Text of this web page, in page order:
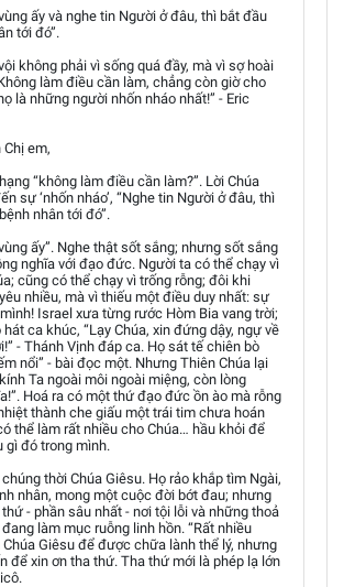
ấy và nghe tin Người ở đâu, thì bắt đầu
tới đó”.
không phải vì sống quá đầy, mà vì sợ hoài
làm điều cần làm, chẳng còn giờ cho
là những người nhốn nháo nhất!” - Eric
em,
“không làm điều cần làm?”. Lời Chúa
sự ‘nhốn nháo’, “Nghe tin Người ở đâu, thì
nhân tới đó”.
ấy”. Nghe thật sốt sắng; nhưng sốt sắng
nghĩa với đạo đức. Người ta có thể chạy vì
cũng có thể chạy vì trống rỗng; đôi khi
nhiều, mà vì thiếu một điều duy nhất: sự
Israel xưa từng rước Hòm Bia vang trời;
ca khúc, “Lạy Chúa, xin đứng dậy, ngự về
- Thánh Vịnh đáp ca. Họ sát tế chiên bò
nổi” - bài đọc một. Nhưng Thiên Chúa lại
Ta ngoài môi ngoài miệng, còn lòng
Hoá ra có một thứ đạo đức ồn ào mà rỗng
thành che giấu một trái tim chưa hoán
thể làm rất nhiều cho Chúa… hầu khỏi để
gì đó trong mình.
thời Chúa Giêsu. Họ rảo khắp tìm Ngài,
nhân, mong một cuộc đời bớt đau; nhưng
- phần sâu nhất - nơi tội lỗi và những thoả
làm mục ruỗng linh hồn. “Rất nhiều
Giêsu để được chữa lành thể lý, nhưng
để xin ơn tha thứ. Tha thứ mới là phép lạ lớn